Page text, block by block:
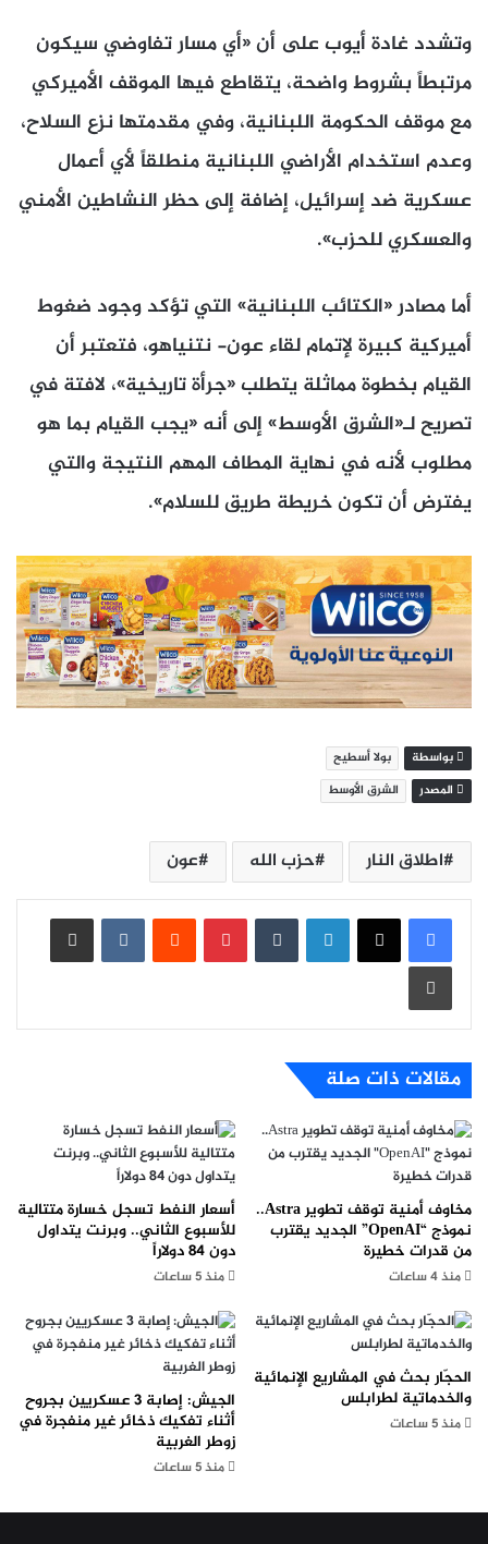
وتشدد غادة أيوب على أن «أي مسار تفاوضي سيكون
مرتبطاً بشروط واضحة، يتقاطع فيها الموقف الأميركي
مع موقف الحكومة اللبنانية، وفي مقدمتها نزع السلاح،
وعدم استخدام الأراضي اللبنانية منطلقاً لأي أعمال
عسكرية ضد إسرائيل، إضافة إلى حظر النشاطين الأمني
والعسكري للحزب».
أما مصادر «الكتائب اللبنانية» التي تؤكد وجود ضغوط
أميركية كبيرة لإتمام لقاء عون- نتنياهو، فتعتبر أن
القيام بخطوة مماثلة يتطلب «جرأة تاريخية»، لافتة في
تصريح لـ«الشرق الأوسط» إلى أنه «يجب القيام بما هو
مطلوب لأنه في نهاية المطاف المهم النتيجة والتي
يفترض أن تكون خريطة طريق للسلام».
بواسطة
بولا أسطيح
المصدر
الشرق الأوسط
اطلاق النار حزب الله عون
لينكدإن بينتيريست
مشاركة عبر البريد
طباعة
مقالات ذات صلة
مخاوف أمنية توقف تطوير Astra..
نموذج “OpenAI” الجديد يقترب
من قدرات خطيرة
منذ 4 ساعات
أسعار النفط تسجل خسارة متتالية
للأسبوع الثاني.. وبرنت يتداول
دون 84 دولاراً
منذ 5 ساعات
الحجّار بحث في المشاريع الإنمائية
والخدماتية لطرابلس
منذ 5 ساعات
الجيش: إصابة 3 عسكريين بجروح
أثناء تفكيك ذخائر غير منفجرة في
زوطر الغربية
منذ 5 ساعات